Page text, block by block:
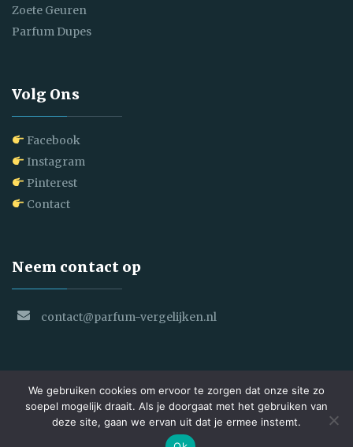
Zoete Geuren
Parfum Dupes
Volg Ons
Facebook
Instagram
Pinterest
Contact
Neem contact op
contact@parfum-vergelijken.nl
Copyright © 2025 Parfum Vergelijken. All Rights Reserved
We gebruiken cookies om ervoor te zorgen dat onze site zo
soepel mogelijk draait. Als je doorgaat met het gebruiken van
deze site, gaan we ervan uit dat je ermee instemt.